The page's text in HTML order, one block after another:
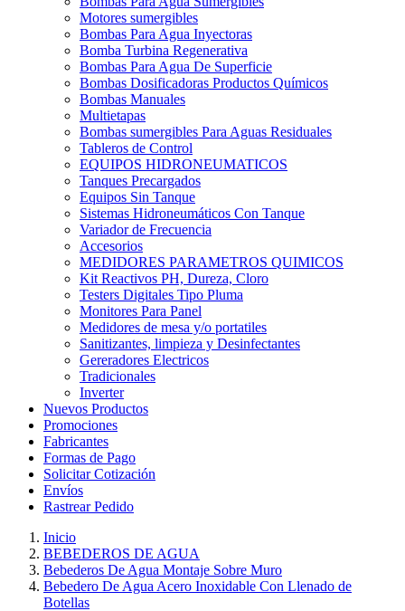
Motores sumergibles
Bombas Para Agua Inyectoras
Bomba Turbina Regenerativa
Bombas Para Agua De Superficie
Bombas Dosificadoras Productos Químicos
Bombas Manuales
Multietapas
Bombas sumergibles Para Aguas Residuales
Tableros de Control
EQUIPOS HIDRONEUMATICOS
Tanques Precargados
Equipos Sin Tanque
Sistemas Hidroneumáticos Con Tanque
Variador de Frecuencia
Accesorios
MEDIDORES PARAMETROS QUIMICOS
Kit Reactivos PH, Dureza, Cloro
Testers Digitales Tipo Pluma
Monitores Para Panel
Medidores de mesa y/o portatiles
Sanitizantes, limpieza y Desinfectantes
Gereradores Electricos
Tradicionales
Inverter
Nuevos Productos
Promociones
Fabricantes
Formas de Pago
Solicitar Cotización
Envíos
Rastrear Pedido
Inicio
BEBEDEROS DE AGUA
Bebederos De Agua Montaje Sobre Muro
Bebedero De Agua Acero Inoxidable Con Llenado de
Botellas